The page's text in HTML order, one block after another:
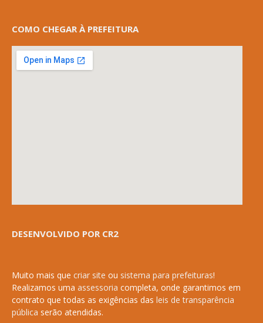
COMO CHEGAR À PREFEITURA
DESENVOLVIDO POR CR2
Muito mais que criar site ou sistema para prefeituras!
Realizamos uma assessoria completa, onde garantimos em
contrato que todas as exigências das leis de transparência
pública serão atendidas.